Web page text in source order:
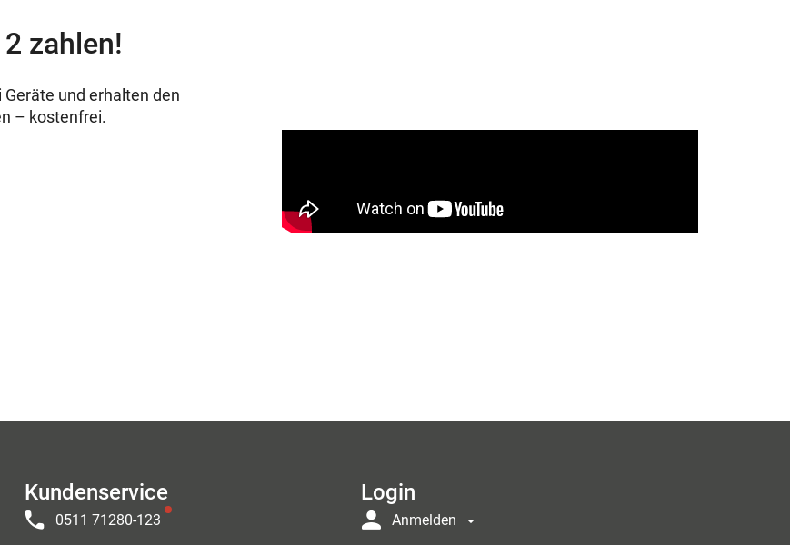
zahlen!
und erhalten den
– kostenfrei.
Kundenservice
0511 71280-123
Login
Anmelden